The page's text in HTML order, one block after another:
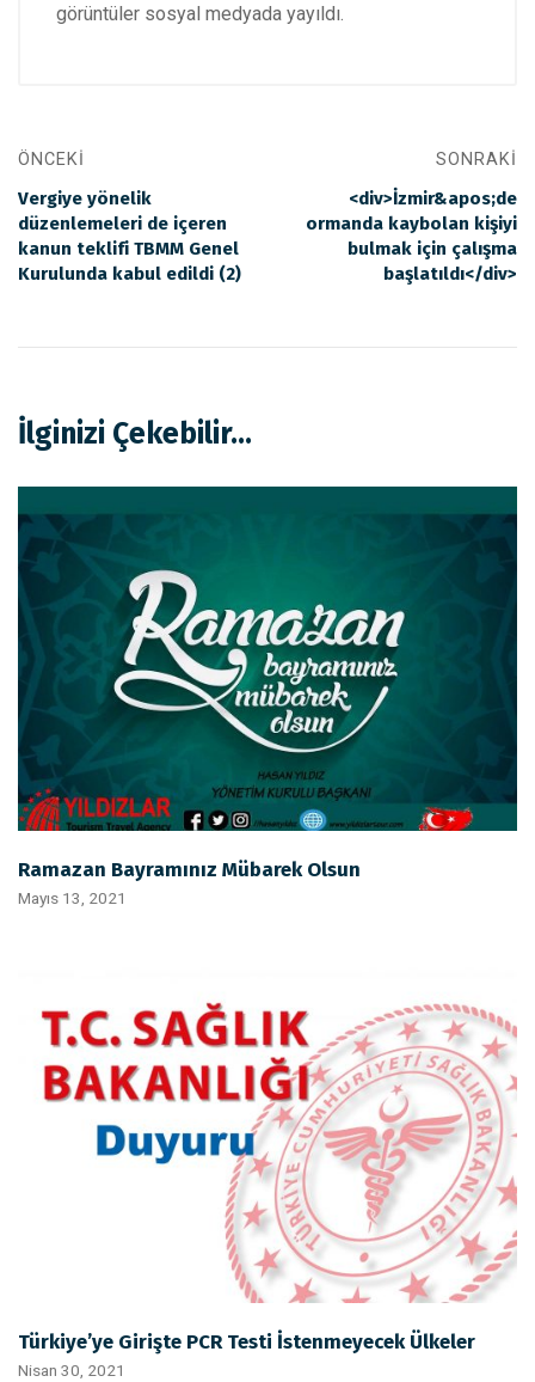
görüntüler sosyal medyada yayıldı.
ÖNCEKI
Vergiye yönelik
düzenlemeleri de içeren
kanun teklifi TBMM Genel
Kurulunda kabul edildi (2)
SONRAKI
<div>İzmir&apos;de
ormanda kaybolan kişiyi
bulmak için çalışma
başlatıldı</div>
İlginizi Çekebilir...
Ramazan Bayramınız Mübarek Olsun
Mayıs 13, 2021
Türkiye’ye Girişte PCR Testi İstenmeyecek Ülkeler
Nisan 30, 2021